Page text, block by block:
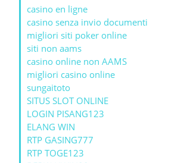
casino en ligne
casino senza invio documenti
migliori siti poker online
siti non aams
casino online non AAMS
migliori casino online
sungaitoto
SITUS SLOT ONLINE
LOGIN PISANG123
ELANG WIN
RTP GASING777
RTP TOGE123